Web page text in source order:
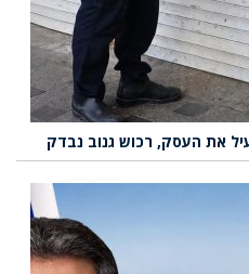
את העסק, רכוש גנוב נבדק